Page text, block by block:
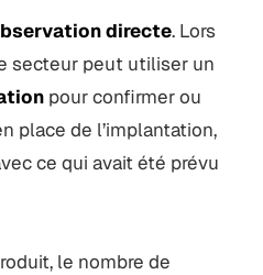
directe. Lors
secteur peut utiliser un
pour confirmer ou
place de l’implantation,
ce qui avait été prévu
le nombre de